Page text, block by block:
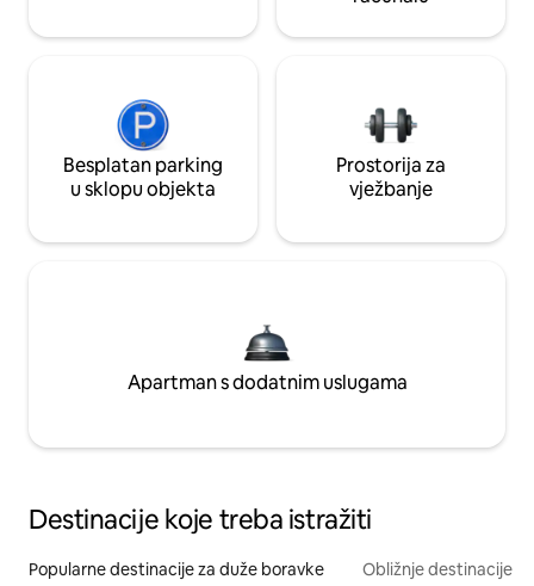
Besplatan parking
u sklopu objekta
Prostorija za
vježbanje
Apartman s dodatnim uslugama
Destinacije koje treba istražiti
Popularne destinacije za duže boravke Obližnje destinacije